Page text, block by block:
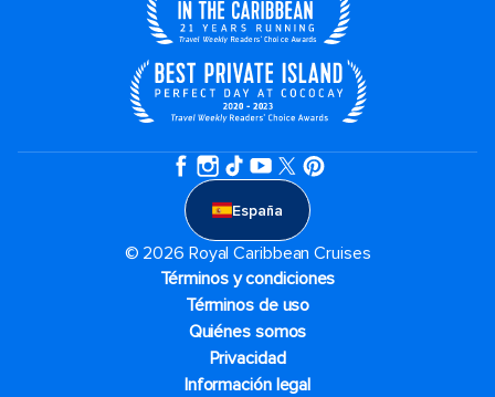
España
© 2026 Royal Caribbean Cruises
Términos y condiciones
Términos de uso
Quiénes somos
Privacidad
Información legal